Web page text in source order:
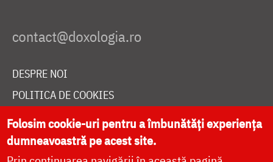
DESPRE NOI
POLITICA DE COOKIES
DONEAZĂ ONLINE PENTRU CATEDRALA NAȚIONALĂ
Folosim cookie-uri pentru a îmbunătăți experiența
dumneavoastră pe acest site.